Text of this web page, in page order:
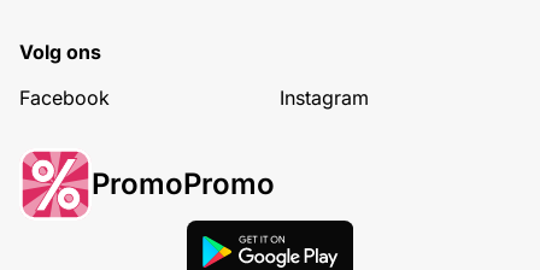
Volg ons
Facebook
Instagram
PromoPromo